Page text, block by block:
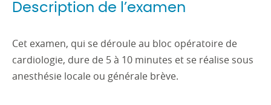
Description de l’examen
Cet examen, qui se déroule au bloc opératoire de
cardiologie, dure de 5 à 10 minutes et se réalise sous
anesthésie locale ou générale brève.